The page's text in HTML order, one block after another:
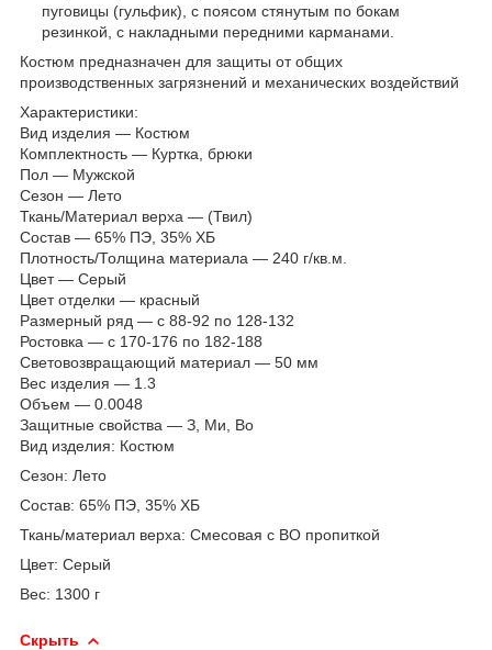
пуговицы (гульфик), с поясом стянутым по бокам
резинкой, с накладными передними карманами.
Костюм предназначен для защиты от общих
производственных загрязнений и механических воздействий
Характеристики:
Вид изделия — Костюм
Комплектность — Куртка, брюки
Пол — Мужской
Сезон — Лето
Ткань/Материал верха — (Твил)
Состав — 65% ПЭ, 35% ХБ
Плотность/Толщина материала — 240 г/кв.м.
Цвет — Серый
Цвет отделки — красный
Размерный ряд — с 88-92 по 128-132
Ростовка — с 170-176 по 182-188
Световозвращающий материал — 50 мм
Вес изделия — 1.3
Объем — 0.0048
Защитные свойства — З, Ми, Во
Вид изделия: Костюм
Сезон: Лето
Состав: 65% ПЭ, 35% ХБ
Ткань/материал верха: Смесовая с ВО пропиткой
Цвет: Серый
Вес: 1300 г
Скрыть